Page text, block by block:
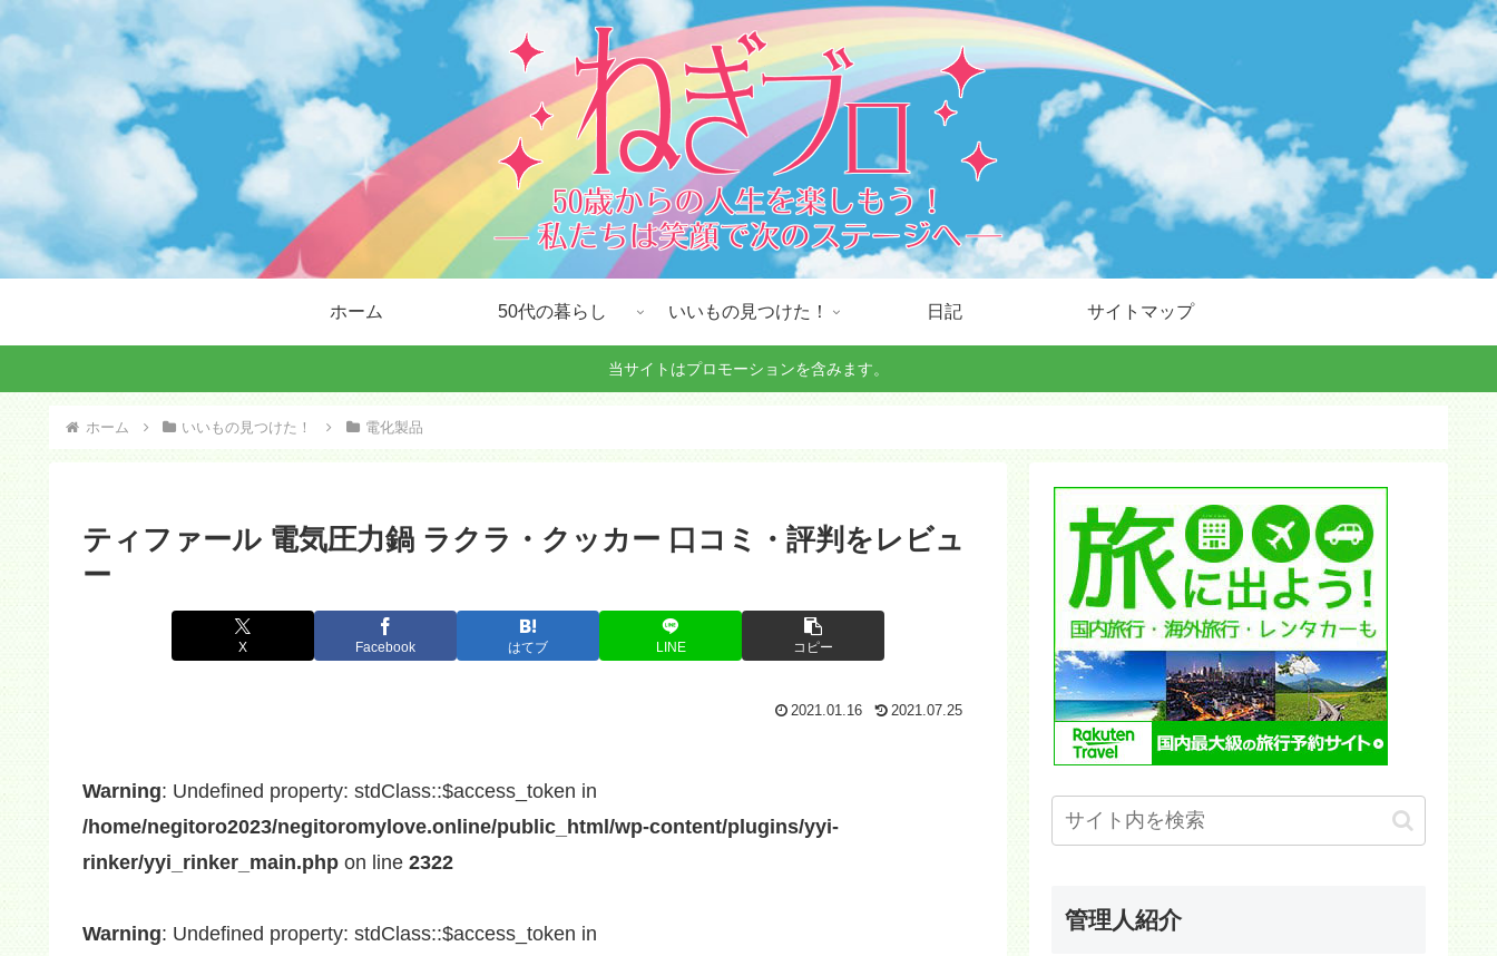
ホーム 50代の暮らし いいもの見つけた！ 日記 サイトマップ
当サイトはプロモーションを含みます。
ホーム いいもの見つけた！ 電化製品
ティファール 電気圧力鍋 ラクラ・クッカー 口コミ・評判をレビュ
ー
X Facebook はてブ LINE コピー
2021.01.16 2021.07.25
Warning: Undefined property: stdClass::$access_token in
/home/negitoro2023/negitoromylove.online/public_html/wp-content/plugins/yyi-
rinker/yyi_rinker_main.php on line 2322
Warning: Undefined property: stdClass::$access_token in
管理人紹介